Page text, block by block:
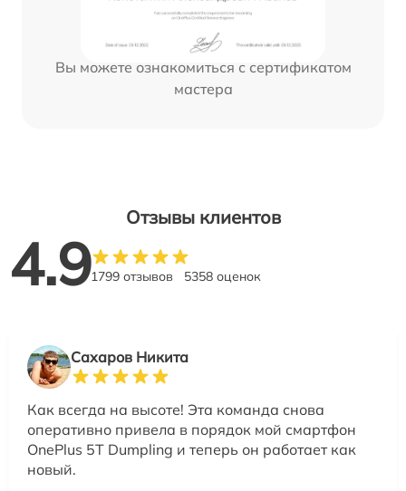
Вы можете ознакомиться с сертификатом
мастера
Отзывы клиентов
4.91799 отзывов 5358 оценок
Сахаров Никита
Как всегда на высоте! Эта команда снова
оперативно привела в порядок мой смартфон
OnePlus 5T Dumpling и теперь он работает как
новый.